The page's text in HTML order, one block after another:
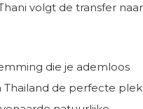
volgt de transfer naar
die je ademloos
Thailand de perfecte plek